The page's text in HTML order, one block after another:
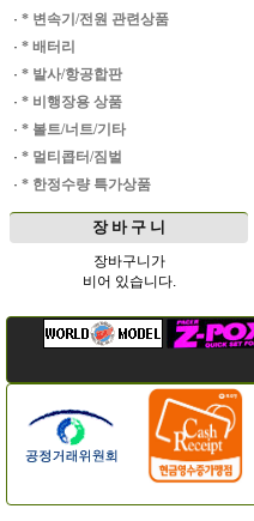
· * 변속기/전원 관련상품
· * 배터리
· * 발사/항공합판
· * 비행장용 상품
· * 볼트/너트/기타
· * 멀티콥터/짐벌
· * 한정수량 특가상품
장 바 구 니
장바구니가
비어 있습니다.